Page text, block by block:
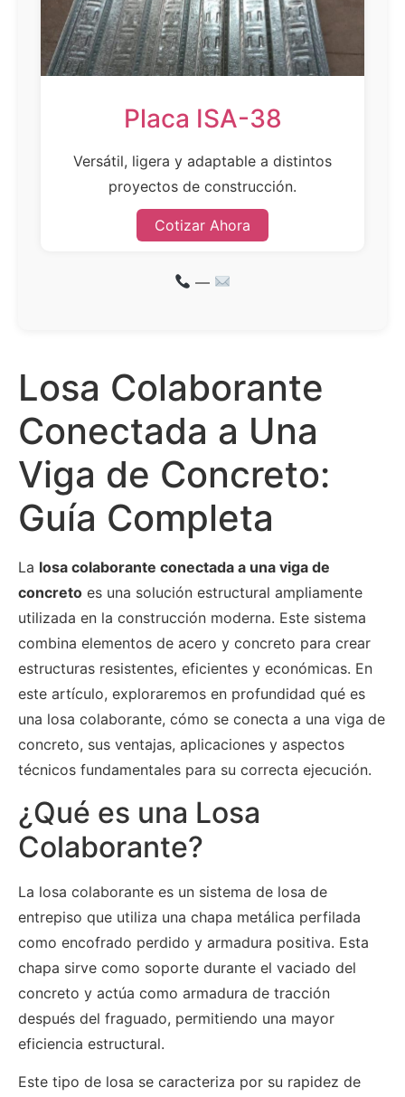
Placa ISA-38
Versátil, ligera y adaptable a distintos
proyectos de construcción.
Cotizar Ahora
—
Losa Colaborante
Conectada a Una
Viga de Concreto:
Guía Completa
La losa colaborante conectada a una viga de
concreto es una solución estructural ampliamente
utilizada en la construcción moderna. Este sistema
combina elementos de acero y concreto para crear
estructuras resistentes, eficientes y económicas. En
este artículo, exploraremos en profundidad qué es
una losa colaborante, cómo se conecta a una viga de
concreto, sus ventajas, aplicaciones y aspectos
técnicos fundamentales para su correcta ejecución.
¿Qué es una Losa
Colaborante?
La losa colaborante es un sistema de losa de
entrepiso que utiliza una chapa metálica perfilada
como encofrado perdido y armadura positiva. Esta
chapa sirve como soporte durante el vaciado del
concreto y actúa como armadura de tracción
después del fraguado, permitiendo una mayor
eficiencia estructural.
Este tipo de losa se caracteriza por su rapidez de